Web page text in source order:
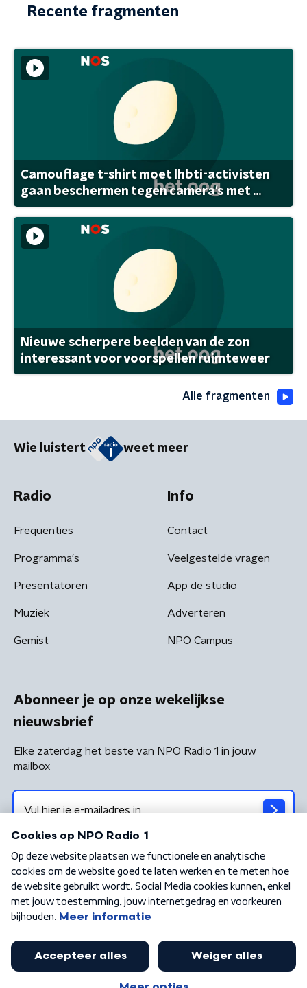
Recente fragmenten
Camouflage t-shirt moet lhbti-activisten
gaan beschermen tegen camera's met ...
Nieuwe scherpere beelden van de zon
interessant voor voorspellen ruimteweer
Alle fragmenten
Wie luistert weet meer
Radio
Frequenties
Programma's
Presentatoren
Muziek
Gemist
Info
Contact
Veelgestelde vragen
App de studio
Adverteren
NPO Campus
Abonneer je op onze wekelijkse
nieuwsbrief
Elke zaterdag het beste van NPO Radio 1 in jouw
mailbox
Algemene voorwaarden